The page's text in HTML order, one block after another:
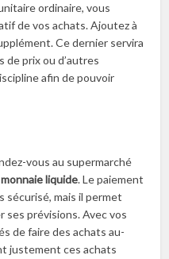
ordinaire, vous
de vos achats. Ajoutez à
Ce dernier servira
de prix ou d’autres
afin de pouvoir
vous au supermarché
monnaieliquide. Le paiement
sécurisé, mais il permet
ses prévisions. Avec vos
de faire des achats au-
justement ces achats